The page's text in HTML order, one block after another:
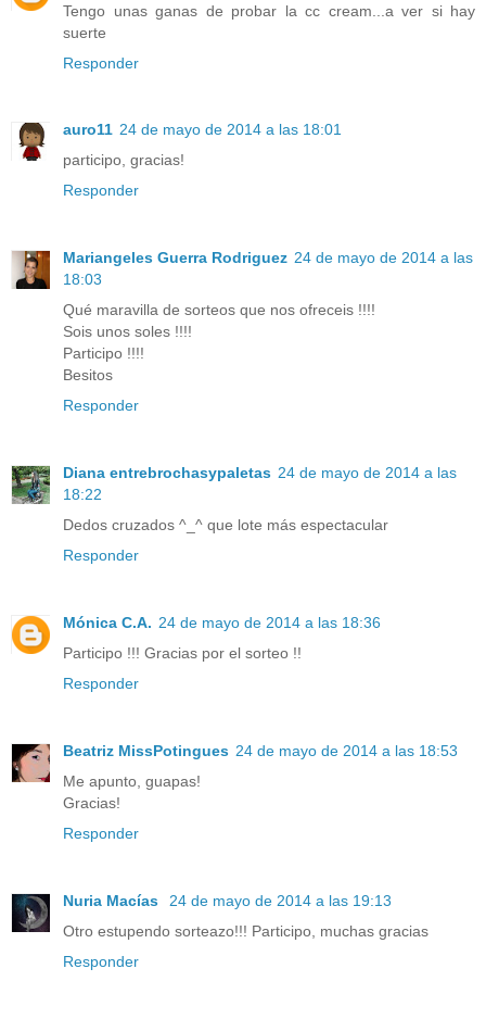
Tengo unas ganas de probar la cc cream...a ver si hay
suerte
Responder
auro11 24 de mayo de 2014 a las 18:01
participo, gracias!
Responder
Mariangeles Guerra Rodriguez 24 de mayo de 2014 a las
18:03
Qué maravilla de sorteos que nos ofreceis !!!!
Sois unos soles !!!!
Participo !!!!
Besitos
Responder
Diana entrebrochasypaletas 24 de mayo de 2014 a las
18:22
Dedos cruzados ^_^ que lote más espectacular
Responder
Mónica C.A. 24 de mayo de 2014 a las 18:36
Participo !!! Gracias por el sorteo !!
Responder
Beatriz MissPotingues 24 de mayo de 2014 a las 18:53
Me apunto, guapas!
Gracias!
Responder
Nuria Macías
24 de mayo de 2014 a las 19:13
Otro estupendo sorteazo!!! Participo, muchas gracias
Responder